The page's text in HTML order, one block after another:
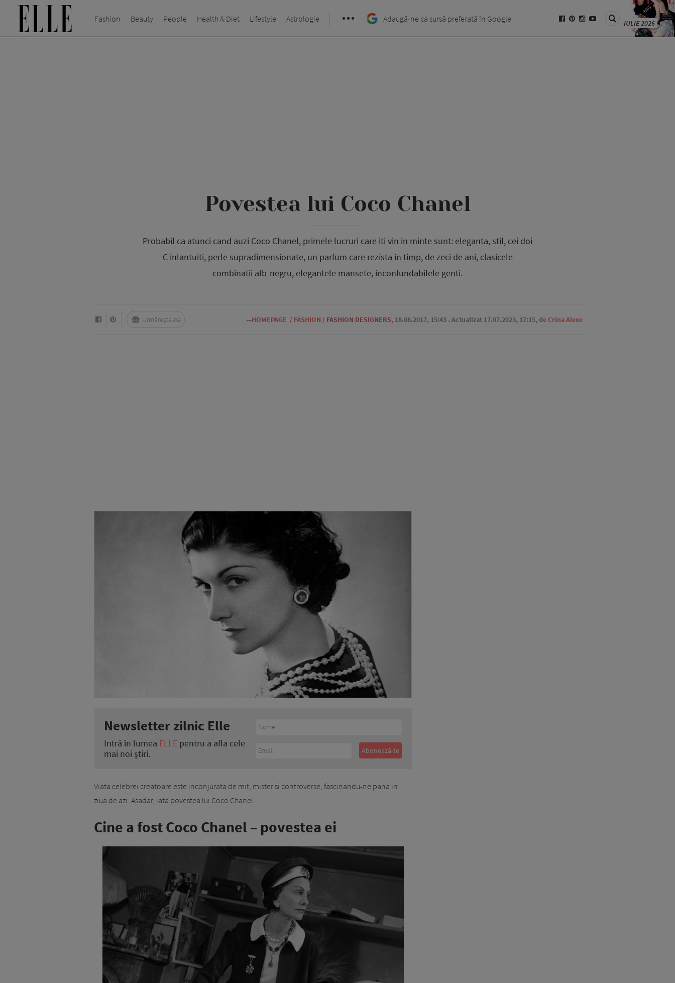
Fashion Beauty People Health & Diet Lifestyle Astrologie Adaugă-ne ca sursă preferată în Google IULIE 2026
Povestea lui Coco Chanel
Probabil ca atunci cand auzi Coco Chanel, primele lucruri care iti vin in minte sunt: eleganta, stil, cei doi
C inlantuiti, perle supradimensionate, un parfum care rezista in timp, de zeci de ani, clasicele
combinatii alb-negru, elegantele mansete, inconfundabilele genti.
—HOMEPAGE / FASHION / FASHION DESIGNERS, 18.08.2017, 15:43 . Actualizat 17.07.2023, 17:15, deCrina Alexe
Urmărește-ne
Newsletter zilnic Elle
Intră în lumea ELLE pentru a afla cele
mai noi știri.
Viata celebrei creatoare este inconjurata de mit, mister si controverse, fascinandu-ne pana in
ziua de azi. Asadar, iata povestea lui Coco Chanel.
Cine a fost Coco Chanel – povestea ei